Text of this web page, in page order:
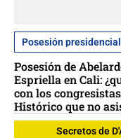
Posesión presidencial
Posesión de
Espriella en Cali:
con los
Histórico que no
Secretos de